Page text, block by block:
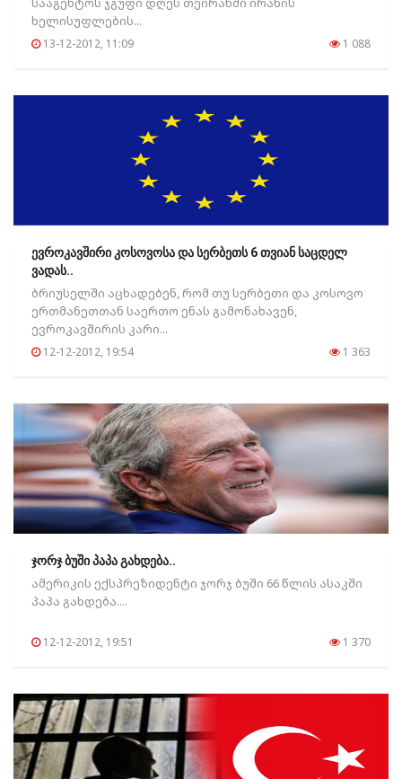
ხელისუფლების...
13-12-2012, 11:09 1 088
ევროკავშირი კოსოვოსა და სერბეთს 6 თვიან საცდელ
ვადას..
ბრიუსელში აცხადებენ, რომ თუ სერბეთი და კოსოვო
ერთმანეთთან საერთო ენას გამონახავენ,
ევროკავშირის კარი...
12-12-2012, 19:54 1 363
ჯორჯ ბუში პაპა გახდება..
ამერიკის ექსპრეზიდენტი ჯორჯ ბუში 66 წლის ასაკში
პაპა გახდება....
12-12-2012, 19:51 1 370